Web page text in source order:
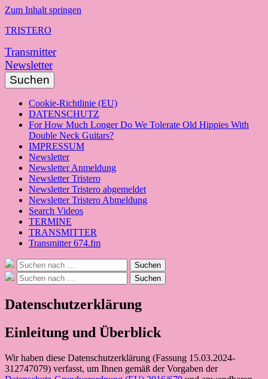
Zum Inhalt springen
TRISTERO
Transmitter
Newsletter
Suchen
Cookie-Richtlinie (EU)
DATENSCHUTZ
For How Much Longer Do We Tolerate Old Hippies With
Double Neck Guitars?
IMPRESSUM
Newsletter
Newsletter Anmeldung
Newsletter Tristero
Newsletter Tristero abgemeldet
Newsletter Tristero Abmeldung
Search Videos
TERMINE
TRANSMITTER
Transmitter 674.fm
Suche
nach:
Suchen
Suche
nach:
Suchen
Datenschutzerklärung
Einleitung und Überblick
Wir haben diese Datenschutzerklärung (Fassung 15.03.2024-
312747079) verfasst, um Ihnen gemäß der Vorgaben der